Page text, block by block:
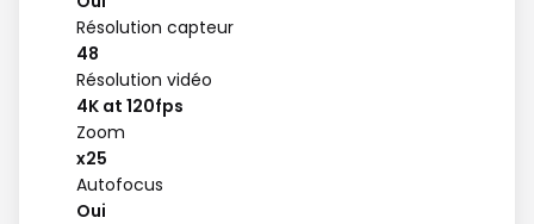
Résolution capteur
48
Résolution vidéo
4K at 120fps
Zoom
x25
Autofocus
Oui